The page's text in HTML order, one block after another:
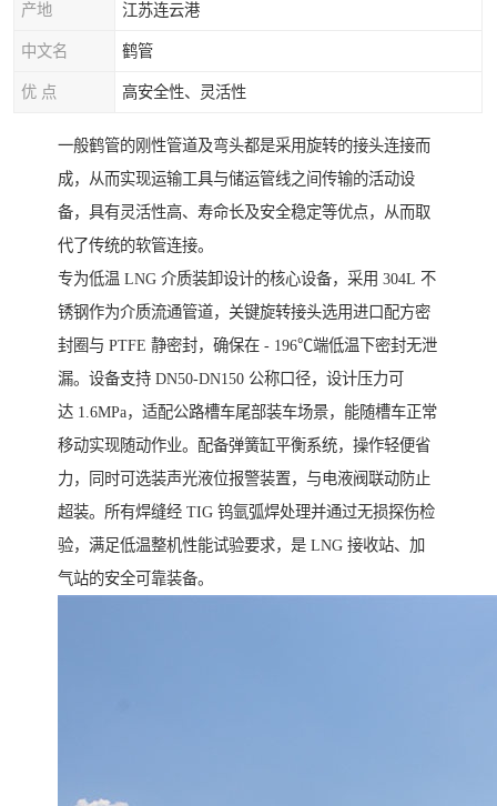
产地 江苏连云港
中文名 鹤管
优 点 高安全性、灵活性
一般鹤管的刚性管道及弯头都是采用旋转的接头连接而
成，从而实现运输工具与储运管线之间传输的活动设
备，具有灵活性高、寿命长及安全稳定等优点，从而取
代了传统的软管连接。
专为低温 LNG 介质装卸设计的核心设备，采用 304L 不
锈钢作为介质流通管道，关键旋转接头选用进口配方密
封圈与 PTFE 静密封，确保在 - 196℃端低温下密封无泄
漏。设备支持 DN50-DN150 公称口径，设计压力可
达 1.6MPa，适配公路槽车尾部装车场景，能随槽车正常
移动实现随动作业。配备弹簧缸平衡系统，操作轻便省
力，同时可选装声光液位报警装置，与电液阀联动防止
超装。所有焊缝经 TIG 钨氩弧焊处理并通过无损探伤检
验，满足低温整机性能试验要求，是 LNG 接收站、加
气站的安全可靠装备。